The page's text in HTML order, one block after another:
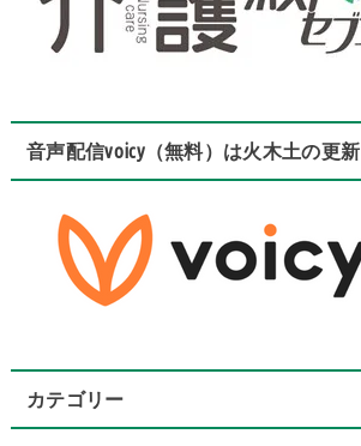
音声配信voicy（無料）は火木土の更新
カテゴリー